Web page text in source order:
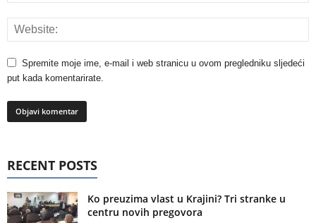
Spremite moje ime, e-mail i web stranicu u ovom pregledniku sljedeći
put kada komentarirate.
RECENT POSTS
Ko preuzima vlast u Krajini? Tri stranke u
centru novih pregovora